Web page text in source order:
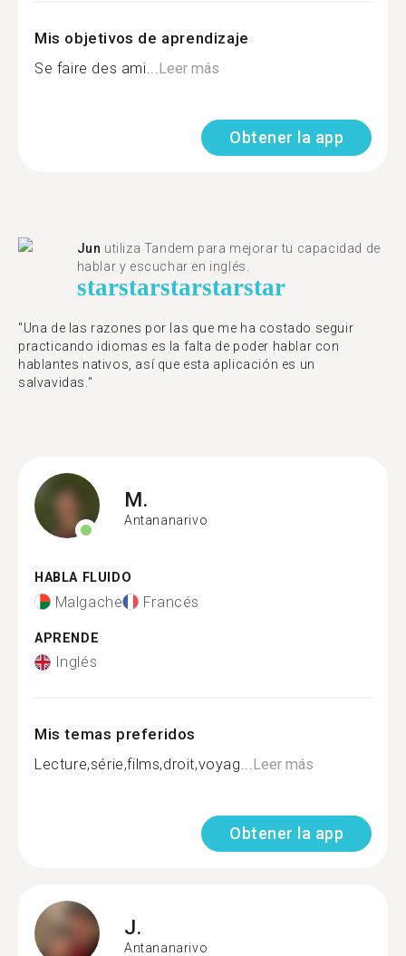
Mis objetivos de aprendizaje
Se faire des ami...Leer más
Obtener la app
Jun utiliza Tandem para mejorar tu capacidad de
hablar y escuchar en inglés.
starstarstarstarstar
"Una de las razones por las que me ha costado seguir
practicando idiomas es la falta de poder hablar con
hablantes nativos, así que esta aplicación es un
salvavidas."
M.
Antananarivo
HABLA FLUIDO
Malgache Francés
APRENDE
Inglés
Mis temas preferidos
Lecture,série,films,droit,voyag...Leer más
Obtener la app
J.
Antananarivo